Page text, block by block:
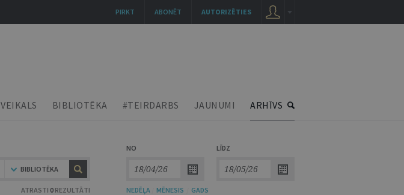
VEIKALS BIBLIOTĒKA #TEIRDARBS JAUNUMI ARHĪVS
BIBLIOTĒKA
ATRASTI 0 REZULTĀTI
NO LĪDZ
NEDĒĻA MĒNESIS GADS
AUTORIZĒTIES
ABONĒT
PIRKT